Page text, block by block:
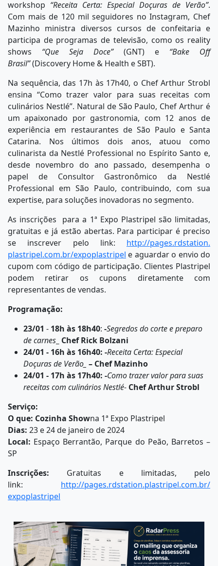
workshop “Receita Certa: Especial Doçuras de Verão”.
Com mais de 120 mil seguidores no Instagram, Chef
Mazinho ministra diversos cursos de confeitaria e
participa de programas de televisão, como os reality
shows “Que Seja Doce”(GNT) e “Bake Off
Brasil”(Discovery Home & Health e SBT).
Na sequência, das 17h às 17h40, o Chef Arthur Strobl
ensina “Como trazer valor para suas receitas com
culinários Nestlé”. Natural de São Paulo, Chef Arthur é
um apaixonado por gastronomia, com 12 anos de
experiência em restaurantes de São Paulo e Santa
Catarina. Nos últimos dois anos, atuou como
culinarista da Nestlé Professional no Espírito Santo e,
desde novembro do ano passado, desempenha o
papel de Consultor Gastronômico da Nestlé
Professional em São Paulo, contribuindo, com sua
expertise, para soluções inovadoras no segmento.
As inscrições para a 1ª Expo Plastripel são limitadas,
gratuitas e já estão abertas. Para participar é preciso
se inscrever pelo link: http://pages.rdstation.
plastripel.com.br/expoplastripel e aguardar o envio do
cupom com código de participação. Clientes Plastripel
podem retirar os cupons diretamente com
representantes de vendas.
Programação:
23/01 - 18h às 18h40: -Segredos do corte e preparo
de carnes _ Chef Rick Bolzani
24/01 - 16h às 16h40: -Receita Certa: Especial
Doçuras de Verão_ – Chef Mazinho
24/01 - 17h às 17h40: -Como trazer valor para suas
receitas com culinários Nestlé- Chef Arthur Strobl
Serviço:
O que: Cozinha Showna 1ª Expo Plastripel
Dias: 23 e 24 de janeiro de 2024
Local: Espaço Berrantão, Parque do Peão, Barretos –
SP
Inscrições: Gratuitas e limitadas, pelo
link:
http://pages.rdstation.plastripel.com.br/
expoplastripel